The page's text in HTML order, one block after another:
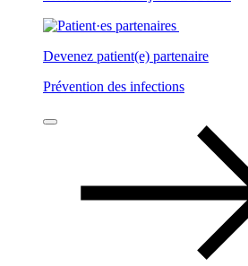
Devenez patient(e) partenaire
Prévention des infections